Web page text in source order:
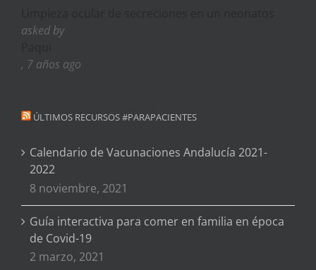
asked by
, 7 años ago
ÚLTIMOS RECURSOS #PARAPACIENTES
Calendario de Vacunaciones Andalucía 2021-
2022
8 noviembre, 2021
Guía interactiva para comer en familia en época
de Covid-19
2 marzo, 2021